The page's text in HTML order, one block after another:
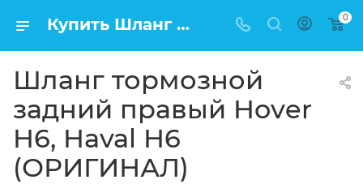
Купить Шланг тормозной задний правый Hover H6, Haval H6 (ОРИГИНАЛ) в Москве по низкой цене 0
Шланг тормозной
задний правый Hover
H6, Haval H6
(ОРИГИНАЛ)